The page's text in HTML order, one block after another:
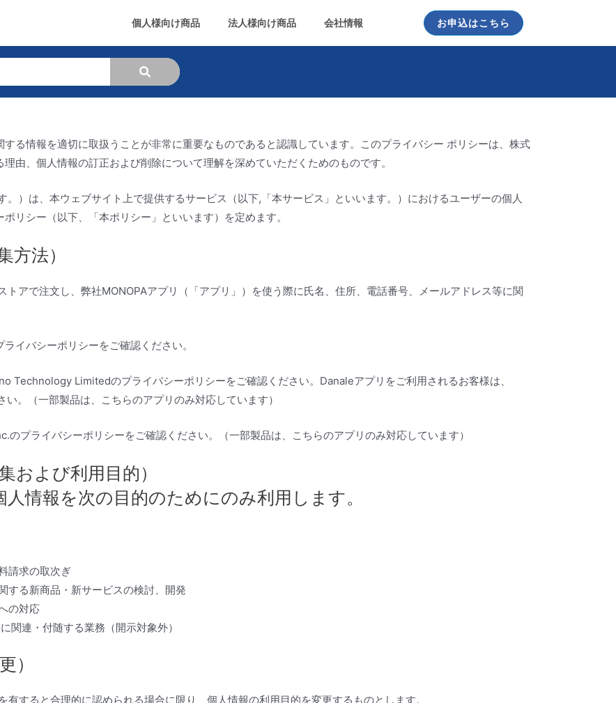
個人様向け商品 法人様向け商品 会社情報 お申込はこちら
る情報を適切に取扱うことが非常に重要なものであると認識しています。このプライバシー ポリシーは、株式
由、個人情報の訂正および削除について理解を深めていただくためのものです。
）は、本ウェブサイト上で提供するサービス（以下,「本サービス」といいます。）におけるユーザーの個人
リシー（以下、「本ポリシー」といいます）を定めます。
方法）
アで注文し、弊社MONOPAアプリ（「アプリ」）を使う際に氏名、住所、電話番号、メールアドレス等に関
イバシーポリシーをご確認ください。
Technology Limitedのプライバシーポリシーをご確認ください。Danaleアプリをご利用されるお客様は、
。（一部製品は、こちらのアプリのみ対応しています）
プライバシーポリシーをご確認ください。（一部製品は、こちらのアプリのみ対応しています）
および利用目的）
情報を次の目的のためにのみ利用します。
請求の取次ぎ
する新商品・新サービスの検討、開発
の対応
関連・付随する業務（開示対象外）
）
有すると合理的に認められる場合に限り、個人情報の利用目的を変更するものとします。